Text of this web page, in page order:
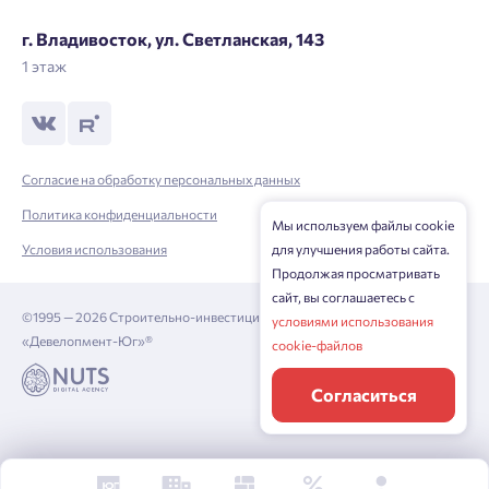
г. Владивосток, ул. Светланская, 143
1 этаж
Согласие на обработку персональных данных
Политика конфиденциальности
Условия использования
©1995 — 2026 Строительно-инвестиционная корпорация
«Девелопмент-Юг»®
Мы используем файлы cookie
для улучшения работы сайта.
Продолжая просматривать
сайт, вы соглашаетесь с
условиями использования
cookie-файлов
Согласиться
Нажимая кнопку «Отправить», вы даёте согласие на обработку